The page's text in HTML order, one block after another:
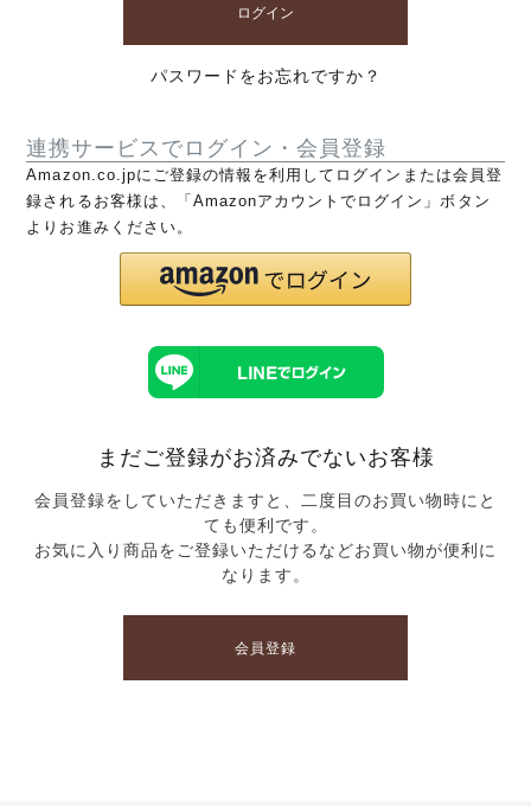
ログイン
パスワードをお忘れですか？
連携サービスでログイン・会員登録
Amazon.co.jpにご登録の情報を利用してログインまたは会員登
録されるお客様は、「Amazonアカウントでログイン」ボタン
よりお進みください。
まだご登録がお済みでないお客様
会員登録をしていただきますと、二度目のお買い物時にと
ても便利です。
お気に入り商品をご登録いただけるなどお買い物が便利に
なります。
会員登録